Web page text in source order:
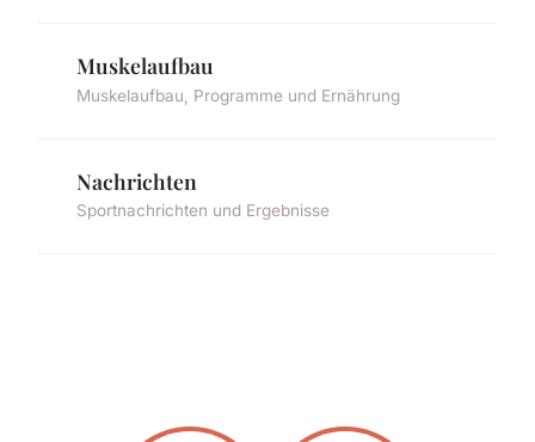
Muskelaufbau
Muskelaufbau, Programme und Ernährung
Nachrichten
Sportnachrichten und Ergebnisse